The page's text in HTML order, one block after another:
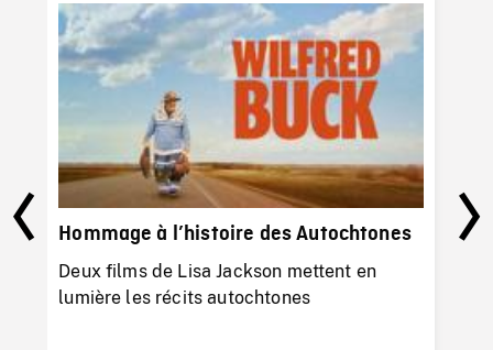
Hommage à l’histoire des Autochtones
Deux films de Lisa Jackson mettent en
lumière les récits autochtones